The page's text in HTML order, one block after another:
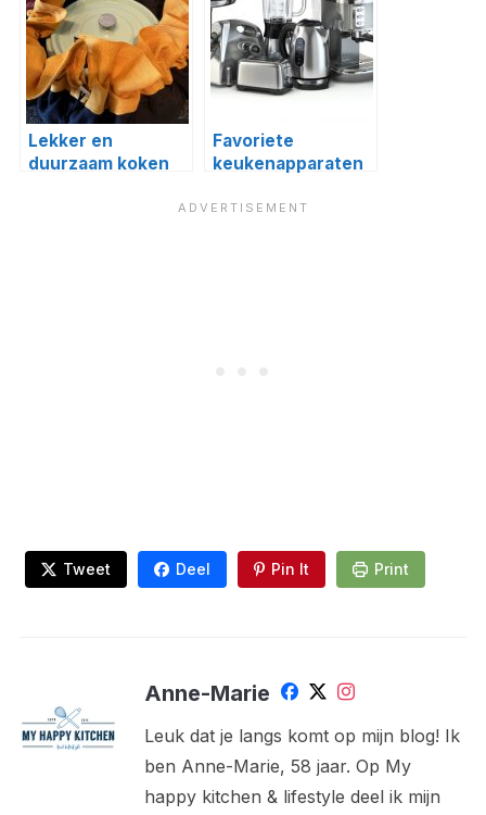
Lekker en
duurzaam koken
Favoriete
keukenapparaten
Tweet Deel Pin It Print
Anne-Marie
Leuk dat je langs komt op mijn blog! Ik
ben Anne-Marie, 58 jaar. Op My
happy kitchen & lifestyle deel ik mijn